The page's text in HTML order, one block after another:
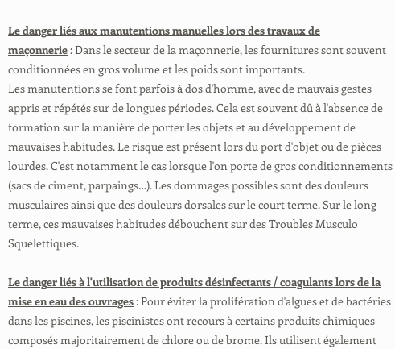
Le danger liés aux manutentions manuelles lors des travaux de
maçonnerie: Dans le secteur de la maçonnerie, les fournitures sont souvent
conditionnées en gros volume et les poids sont importants.
Les manutentions se font parfois à dos d'homme, avec de mauvais gestes
appris et répétés sur de longues périodes. Cela est souvent dû à l'absence de
formation sur la manière de porter les objets et au développement de
mauvaises habitudes. Le risque est présent lors du port d'objet ou de pièces
lourdes. C'est notamment le cas lorsque l'on porte de gros conditionnements
(sacs de ciment, parpaings…). Les dommages possibles sont des douleurs
musculaires ainsi que des douleurs dorsales sur le court terme. Sur le long
terme, ces mauvaises habitudes débouchent sur des Troubles Musculo
Squelettiques.
Le danger liés à l'utilisation de produits désinfectants / coagulants lors de la
mise en eau des ouvrages: Pour éviter la prolifération d'algues et de bactéries
dans les piscines, les piscinistes ont recours à certains produits chimiques
composés majoritairement de chlore ou de brome. Ils utilisent également